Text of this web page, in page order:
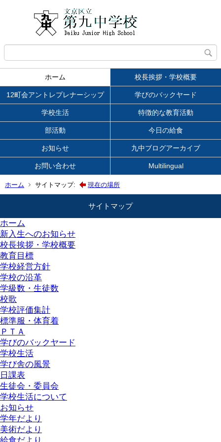
ホーム 校長挨拶・学校概要
12町会アントレプレナーシップ 学びのバックヤード
学校生活 特徴的な教育活動
部活動 今日の給食
お知らせ 九中ブログアーカイブ
お問い合わせ Multilingual
ホーム サイトマップ: 現在の場所
サイトマップ
ホーム
新入生へのお知らせ
校長挨拶・学校概要
教育目標
学校経営方針
学校の沿革
学級数・生徒数
校歌
学校評価集計
標準服・体育着
ＰＴＡ
学びのバックヤード
学校生活
学び舎の風景
日課表
生徒会・委員会
学校生活について
お知らせ
学年だより
美術だより